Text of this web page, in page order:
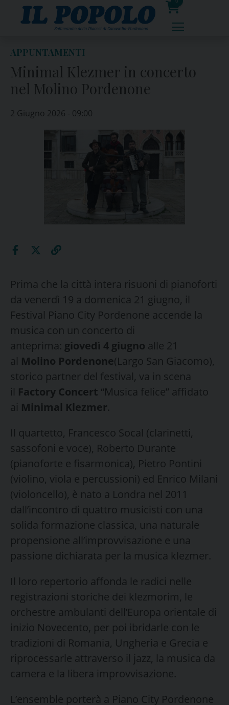
0
prodotti
APPUNTAMENTI
Minimal Klezmer in concerto
nel Molino Pordenone
2 Giugno 2026 - 09:00
Prima che la città intera risuoni di pianoforti
da venerdì 19 a domenica 21 giugno, il
Festival Piano City Pordenone accende la
musica con un concerto di
anteprima: giovedì 4 giugno alle 21
al Molino Pordenone(Largo San Giacomo),
storico partner del festival, va in scena
il Factory Concert “Musica felice” affidato
ai Minimal Klezmer.
Il quartetto, Francesco Socal (clarinetti,
sassofoni e voce), Roberto Durante
(pianoforte e fisarmonica), Pietro Pontini
(violino, viola e percussioni) ed Enrico Milani
(violoncello), è nato a Londra nel 2011
dall’incontro di quattro musicisti con una
solida formazione classica, una naturale
propensione all’improvvisazione e una
passione dichiarata per la musica klezmer.
Il loro repertorio affonda le radici nelle
registrazioni storiche dei klezmorim, le
orchestre ambulanti dell’Europa orientale di
inizio Novecento, per poi ibridarle con le
tradizioni di Romania, Ungheria e Grecia e
riprocessarle attraverso il jazz, la musica da
camera e la libera improvvisazione.
L’ensemble porterà a Piano City Pordenone